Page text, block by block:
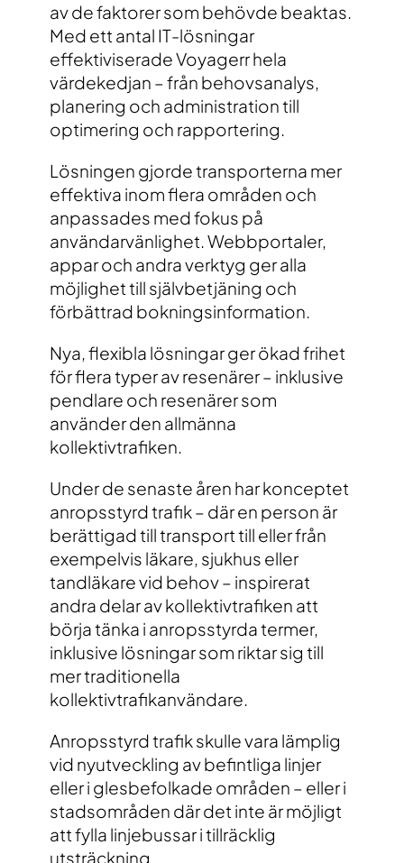
av de faktorer som behövde beaktas.
Med ett antal IT-lösningar
effektiviserade Voyagerr hela
värdekedjan – från behovsanalys,
planering och administration till
optimering och rapportering.
Lösningen gjorde transporterna mer
effektiva inom flera områden och
anpassades med fokus på
användarvänlighet. Webbportaler,
appar och andra verktyg ger alla
möjlighet till självbetjäning och
förbättrad bokningsinformation.
Nya, flexibla lösningar ger ökad frihet
för flera typer av resenärer – inklusive
pendlare och resenärer som
använder den allmänna
kollektivtrafiken.
Under de senaste åren har konceptet
anropsstyrd trafik – där en person är
berättigad till transport till eller från
exempelvis läkare, sjukhus eller
tandläkare vid behov – inspirerat
andra delar av kollektivtrafiken att
börja tänka i anropsstyrda termer,
inklusive lösningar som riktar sig till
mer traditionella
kollektivtrafikanvändare.
Anropsstyrd trafik skulle vara lämplig
vid nyutveckling av befintliga linjer
eller i glesbefolkade områden – eller i
stadsområden där det inte är möjligt
att fylla linjebussar i tillräcklig
utsträckning.